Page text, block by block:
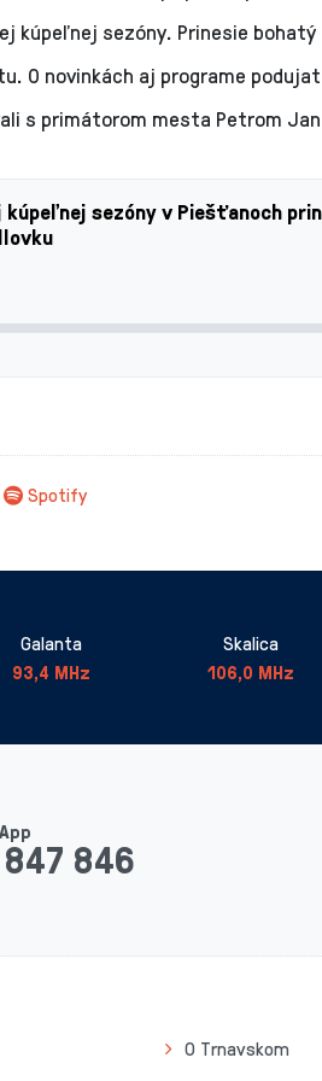
kúpeľnej sezóny. Prinesie bohatý
O novinkách aj programe
s primátorom mesta Petrom
sezóny v Piešťanoch
Spotify
Galanta
93,4 MHz
Skalica
106,0 MHz
846
O Trnavskom